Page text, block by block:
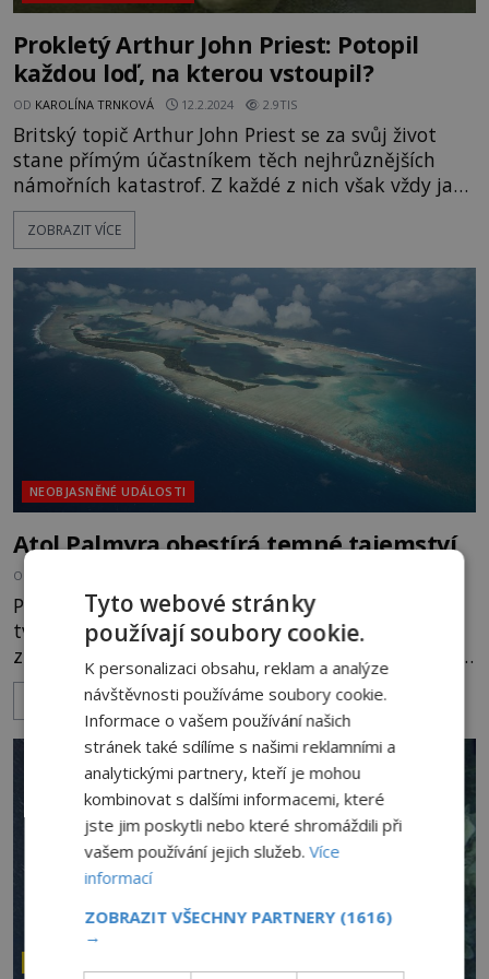
Prokletý Arthur John Priest: Potopil
každou loď, na kterou vstoupil?
OD KAROLÍNA TRNKOVÁ 12.2.2024 2.9TIS
Britský topič Arthur John Priest se za svůj život
stane přímým účastníkem těch nejhrůznějších
námořních katastrof. Z každé z nich však vždy jako
zázrakem unikne. Nosí snad smůlu? A stojí na jeho
straně vyšší moc? V roce 1907 si Arthur John Priest
právě procházka růžovým sadem. Tehdy pracu
ZOBRAZIT VÍCE
NEOBJASNĚNÉ UDÁLOSTI
Atol Palmyra obestírá temné tajemství
OD
Palmyra je neobydlený atol, tedy ostrov, který
tvoří kruhovitý korálový útes, jenž vyrostl na
zhroucené kuželu sopky. Leží uprostřed nekonečné
modři oceánů stovky kilometrů od vší civilizace. Na
pohled vypadá naprosto idylicky, ale ve
skutečnosti tu nikdo dlouho nevydrží. Alespoň ne
živý. Vody kolem ostrova obývají obří žraloci a mo
ZOBRAZIT VÍCE
Tyto webové stránky
používají soubory cookie.
K personalizaci obsahu, reklam a analýze
návštěvnosti používáme soubory cookie.
Informace o vašem používání našich
stránek také sdílíme s našimi reklamními a
analytickými partnery, kteří je mohou
kombinovat s dalšími informacemi, které
jste jim poskytli nebo které shromáždili při
vašem používání jejich služeb.Více
informací
ZOBRAZIT VŠECHNY PARTNERY (1616)
→